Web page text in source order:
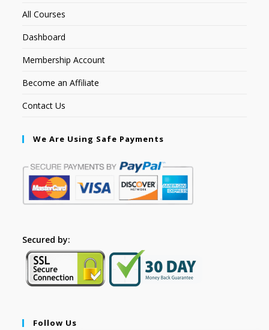
All Courses
Dashboard
Membership Account
Become an Affiliate
Contact Us
We Are Using Safe Payments
Secured by:
Follow Us